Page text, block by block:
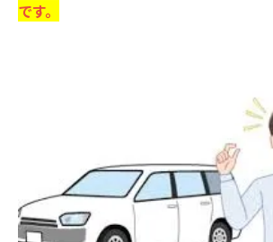
です。